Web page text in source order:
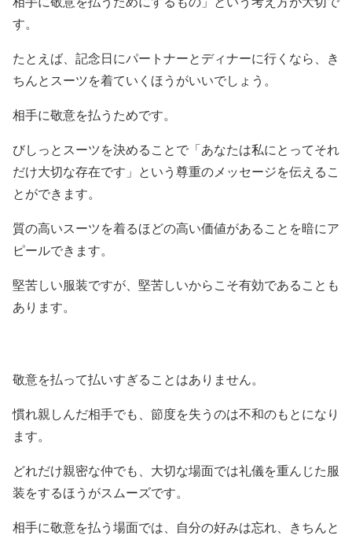
す。
たとえば、記念日にパートナーとディナーに行くなら、き
ちんとスーツを着ていくほうがいいでしょう。
相手に敬意を払うためです。
びしっとスーツを決めることで「あなたは私にとってそれ
だけ大切な存在です」という尊重のメッセージを伝えるこ
とができます。
質の高いスーツを着るほどの高い価値があることを暗にア
ピールできます。
堅苦しい服装ですが、堅苦しいからこそ有効であることも
あります。
敬意を払って払いすぎることはありません。
慣れ親しんだ相手でも、節度を失うのは不和のもとになり
ます。
どれだけ親密な仲でも、大切な場面では礼儀を重んじた服
装をするほうがスムーズです。
相手に敬意を払う場面では、自分の好みは忘れ、きちんと